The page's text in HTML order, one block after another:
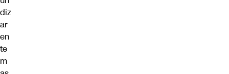
diz
ar
en
te
m